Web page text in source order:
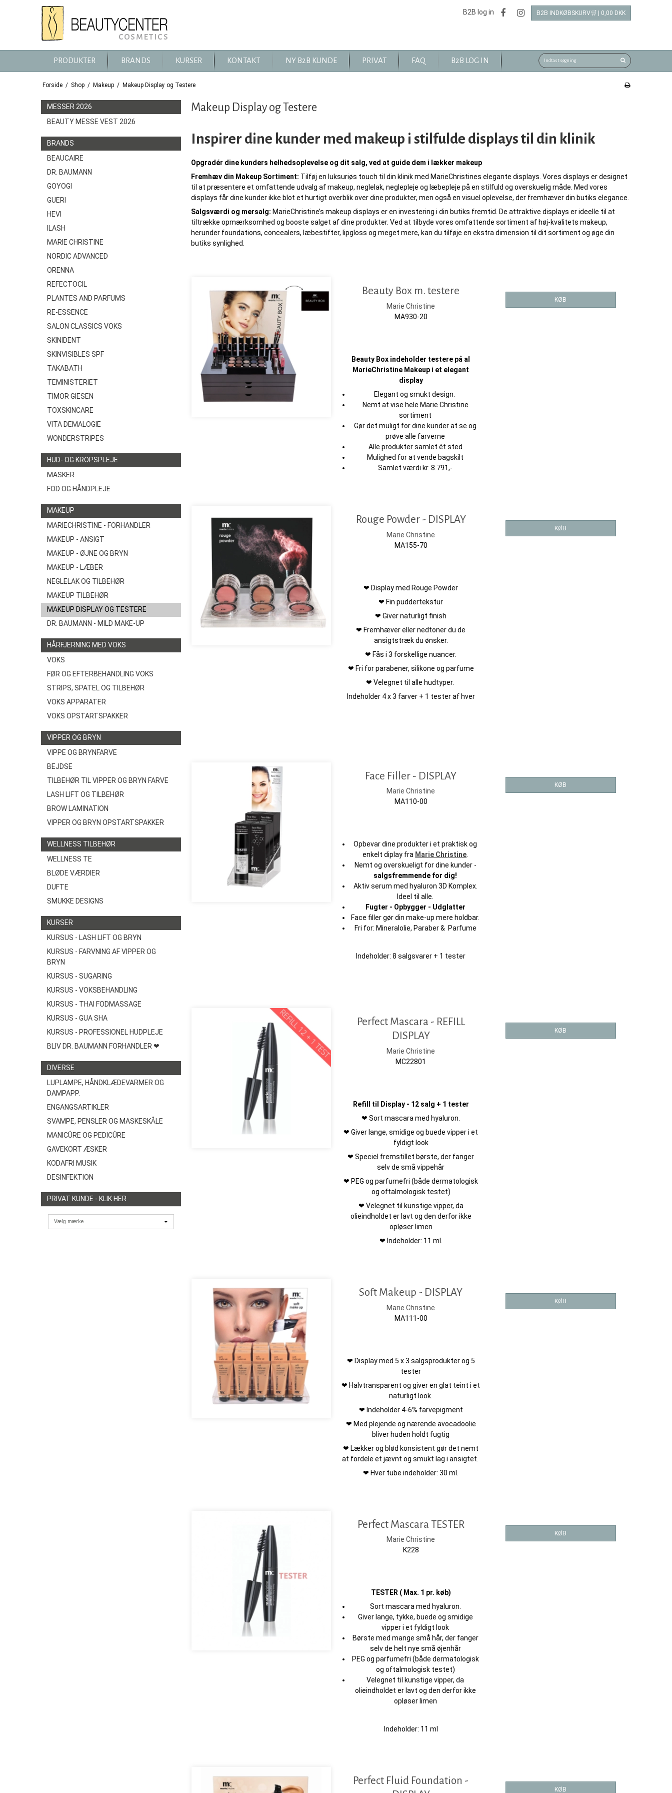
B2B log in B2B INDKØBSKURV🛒 | 0,00 DKK
PRODUKTER BRANDS KURSER KONTAKT NY B2B KUNDE PRIVAT FAQ B2B LOG IN
Forside / Shop / Makeup / Makeup Display og Testere
MESSER 2026
BEAUTY MESSE VEST 2026
BRANDS
BEAUCAIRE
DR. BAUMANN
GOYOGI
GUERI
HEVI
ILASH
MARIE CHRISTINE
NORDIC ADVANCED
ORENNA
REFECTOCIL
PLANTES AND PARFUMS
RE-ESSENCE
SALON CLASSICS VOKS
SKINIDENT
SKINVISIBLES SPF
TAKABATH
TEMINISTERIET
TIMOR GIESEN
TOXSKINCARE
VITA DEMALOGIE
WONDERSTRIPES
HUD- OG KROPSPLEJE
MASKER
FOD OG HÅNDPLEJE
MAKEUP
MARIECHRISTINE - FORHANDLER
MAKEUP - ANSIGT
MAKEUP - ØJNE OG BRYN
MAKEUP - LÆBER
NEGLELAK OG TILBEHØR
MAKEUP TILBEHØR
MAKEUP DISPLAY OG TESTERE
DR. BAUMANN - MILD MAKE-UP
HÅRFJERNING MED VOKS
VOKS
FØR OG EFTERBEHANDLING VOKS
STRIPS, SPATEL OG TILBEHØR
VOKS APPARATER
VOKS OPSTARTSPAKKER
VIPPER OG BRYN
VIPPE OG BRYNFARVE
BEJDSE
TILBEHØR TIL VIPPER OG BRYN FARVE
LASH LIFT OG TILBEHØR
BROW LAMINATION
VIPPER OG BRYN OPSTARTSPAKKER
WELLNESS TILBEHØR
WELLNESS TE
BLØDE VÆRDIER
DUFTE
SMUKKE DESIGNS
KURSER
KURSUS - LASH LIFT OG BRYN
KURSUS - FARVNING AF VIPPER OG
BRYN
KURSUS - SUGARING
KURSUS - VOKSBEHANDLING
KURSUS - THAI FODMASSAGE
KURSUS - GUA SHA
KURSUS - PROFESSIONEL HUDPLEJE
BLIV DR. BAUMANN FORHANDLER ❤
DIVERSE
LUPLAMPE, HÅNDKLÆDEVARMER OG
DAMPAPP.
ENGANGSARTIKLER
SVAMPE, PENSLER OG MASKESKÅLE
MANICÛRE OG PEDICÛRE
GAVEKORT ÆSKER
KODAFRI MUSIK
DESINFEKTION
PRIVAT KUNDE - KLIK HER
Makeup Display og Testere
Inspirer dine kunder med makeup i stilfulde displays til din klinik
Opgradér dine kunders helhedsoplevelse og dit salg, ved at guide dem i lækker makeup
Fremhæv din Makeup Sortiment: Tilføj en luksuriøs touch til din klinik med MarieChristines elegante displays. Vores displays er designet
til at præsentere et omfattende udvalg af makeup, neglelak, neglepleje og læbepleje på en stilfuld og overskuelig måde. Med vores
displays får dine kunder ikke blot et hurtigt overblik over dine produkter, men også en visuel oplevelse, der fremhæver din butiks elegance.
Salgsværdi og mersalg: MarieChristine’s makeup displays er en investering i din butiks fremtid. De attraktive displays er ideelle til at
tiltrække opmærksomhed og booste salget af dine produkter. Ved at tilbyde vores omfattende sortiment af høj-kvalitets makeup,
herunder foundations, concealers, læbestifter, lipgloss og meget mere, kan du tilføje en ekstra dimension til dit sortiment og øge din
butiks synlighed.
Beauty Box m. testere
Marie Christine
MA930-20
Beauty Box indeholder testere på al
MarieChristine Makeup i et elegant
display
Elegant og smukt design.
Nemt at vise hele Marie Christine
sortiment
Gør det muligt for dine kunder at se og
prøve alle farverne
Alle produkter samlet ét sted
Mulighed for at vende bagskilt
Samlet værdi kr. 8.791,-
KØB
Rouge Powder - DISPLAY
Marie Christine
MA155-70
❤ Display med Rouge Powder
❤ Fin puddertekstur
❤ Giver naturligt finish
❤ Fremhæver eller nedtoner du de
ansigtstræk du ønsker.
❤ Fås i 3 forskellige nuancer.
❤ Fri for parabener, silikone og parfume
❤ Velegnet til alle hudtyper.
Indeholder 4 x 3 farver + 1 tester af hver
KØB
Face Filler - DISPLAY
Marie Christine
MA110-00
Opbevar dine produkter i et praktisk og
enkelt diplay fra Marie Christine.
Nemt og overskueligt for dine kunder -
salgsfremmende for dig!
Aktiv serum med hyaluron 3D Komplex.
Ideel til alle.
Fugter - Opbygger - Udglatter
Face filler gør din make-up mere holdbar.
Fri for: Mineralolie, Paraber & Parfume
Indeholder: 8 salgsvarer + 1 tester
KØB
Perfect Mascara - REFILL
DISPLAY
Marie Christine
MC22801
Refill til Display - 12 salg + 1 tester
❤ Sort mascara med hyaluron.
❤ Giver lange, smidige og buede vipper i et
fyldigt look
❤ Speciel fremstillet børste, der fanger
selv de små vippehår
❤ PEG og parfumefri (både dermatologisk
og oftalmologisk testet)
❤ Velegnet til kunstige vipper, da
olieindholdet er lavt og den derfor ikke
opløser limen
❤ Indeholder: 11 ml.
KØB
Soft Makeup - DISPLAY
Marie Christine
MA111-00
❤ Display med 5 x 3 salgsprodukter og 5
tester
❤ Halvtransparent og giver en glat teint i et
naturligt look.
❤ Indeholder 4-6% farvepigment
❤ Med plejende og nærende avocadoolie
bliver huden holdt fugtig
❤ Lækker og blød konsistent gør det nemt
at fordele et jævnt og smukt lag i ansigtet.
❤ Hver tube indeholder: 30 ml.
KØB
Perfect Mascara TESTER
Marie Christine
K228
TESTER ( Max. 1 pr. køb)
Sort mascara med hyaluron.
Giver lange, tykke, buede og smidige
vipper i et fyldigt look
Børste med mange små hår, der fanger
selv de helt nye små øjenhår
PEG og parfumefri (både dermatologisk
og oftalmologisk testet)
Velegnet til kunstige vipper, da
olieindholdet er lavt og den derfor ikke
opløser limen
Indeholder: 11 ml
KØB
Perfect Fluid Foundation -
KØB